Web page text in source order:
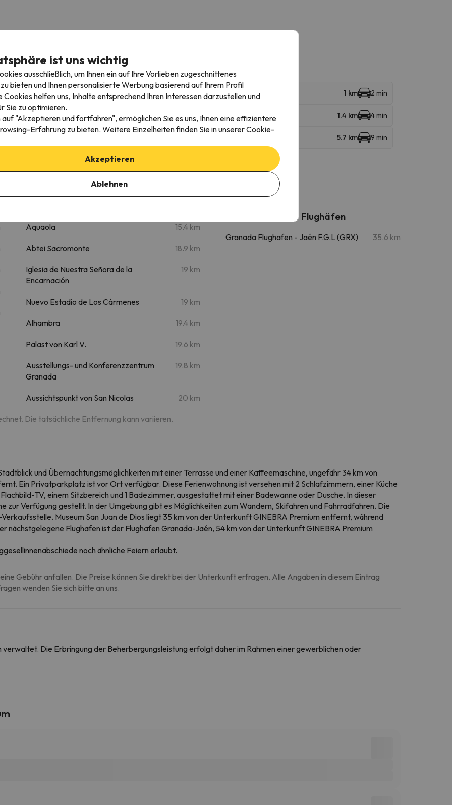
310 m 5 min Virgen de las Nieves 1 km 2 min
1.2 km 4 min Pradollano (Al-Andalus) 1.4 km 4 min
5.7 km 9 min
Aquaola 15.4 km
Abtei Sacromonte 18.9 km
Iglesia de Nuestra Señora de la
Encarnación
19 km
Nuevo Estadio de Los Cármenes 19 km
Alhambra 19.4 km
Palast von Karl V. 19.6 km
Ausstellungs- und Konferenzzentrum
Granada
19.8 km
Aussichtspunkt von San Nicolas 20 km
Nahegelegene Flughäfen
Granada Flughafen - Jaén F.G.L (GRX) 35.6 km
Die tatsächliche Entfernung kann variieren.
und Übernachtungsmöglichkeiten mit einer Terrasse und einer Kaffeemaschine, ungefähr 34 km von
Ein Privatparkplatz ist vor Ort verfügbar. Diese Ferienwohnung ist versehen mit 2 Schlafzimmern, einer Küche
TV, einem Sitzbereich und 1 Badezimmer, ausgestattet mit einer Badewanne oder Dusche. In dieser
zur Verfügung gestellt. In der Umgebung gibt es Möglichkeiten zum Wandern, Skifahren und Fahrradfahren. Die
Museum San Juan de Dios liegt 35 km von der Unterkunft GINEBRA Premium entfernt, während
nächstgelegene Flughafen ist der Flughafen Granada-Jaén, 54 km von der Unterkunft GINEBRA Premium
noch ähnliche Feiern erlaubt.
Gebühr anfallen. Die Preise können Sie direkt bei der Unterkunft erfragen. Alle Angaben in diesem Eintrag
wenden Sie sich bitte an uns.
Die Erbringung der Beherbergungsleistung erfolgt daher im Rahmen einer gewerblichen oder
ist uns wichtig
ausschließlich, um Ihnen ein auf Ihre Vorlieben zugeschnittenes
bieten und Ihnen personalisierte Werbung basierend auf Ihrem Profil
Cookies helfen uns, Inhalte entsprechend Ihren Interessen darzustellen und
Sie zu optimieren.
auf "Akzeptieren und fortfahren", ermöglichen Sie es uns, Ihnen eine effizientere
Erfahrung zu bieten. Weitere Einzelheiten finden Sie in unsererCookie-
Akzeptieren
Ablehnen